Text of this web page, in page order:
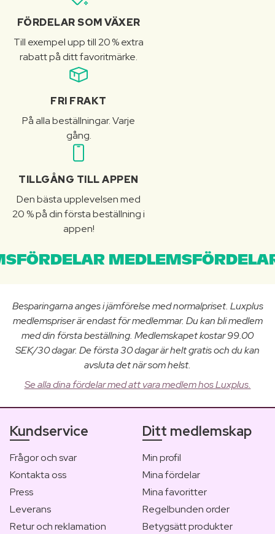
FÖRDELAR SOM VÄXER
Till exempel upp till 20 % extra
rabatt på ditt favoritmärke.
FRI FRAKT
På alla beställningar. Varje
gång.
TILLGÅNG TILL APPEN
Den bästa upplevelsen med
20 % på din första beställning i
appen!
Besparingarna anges i jämförelse med normalpriset. Luxplus
medlemspriser är endast för medlemmar. Du kan bli medlem
med din första beställning. Medlemskapet kostar 99.00
SEK/30 dagar. De första 30 dagar är helt gratis och du kan
avsluta det när som helst.
Se alla dina fördelar med att vara medlem hos Luxplus.
Kundservice
Frågor och svar
Kontakta oss
Press
Leverans
Retur och reklamation
Ditt medlemskap
Min profil
Mina fördelar
Mina favoritter
Regelbunden order
Betygsätt produkter